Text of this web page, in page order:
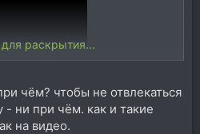
раскрытия...
чём? чтобы не отвлекаться
ни при чём. как и такие
на видео.